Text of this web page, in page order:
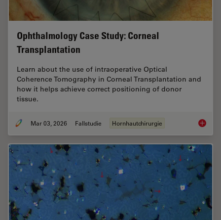
Ophthalmology Case Study: Corneal
Transplantation
Learn about the use of intraoperative Optical
Coherence Tomography in Corneal Transplantation and
how it helps achieve correct positioning of donor
tissue.
Mar 03, 2026 Fallstudie Hornhautchirurgie